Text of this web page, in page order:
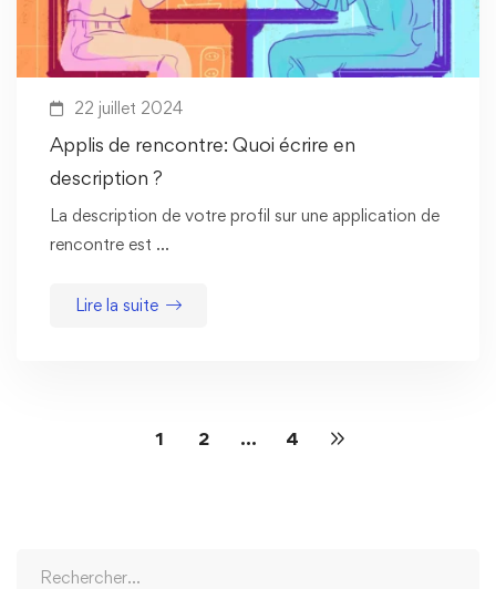
22 juillet 2024
Applis de rencontre: Quoi écrire en
description ?
La description de votre profil sur une application de
rencontre est …
Lire la suite
1 2 … 4